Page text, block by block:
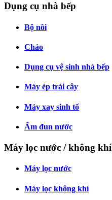
Dụng cụ nhà bếp
Bộ nồi
Chảo
Dụng cụ vệ sinh nhà bếp
Máy ép trái cây
Máy xay sinh tố
Ấm đun nước
Máy lọc nước / không khí
Máy lọc nước
Máy lọc không khí